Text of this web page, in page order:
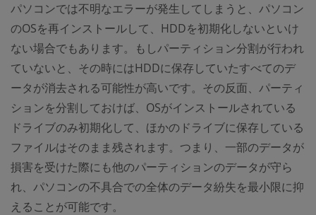
パソコンでは不明なエラーが発生してしまうと、パソコン
のOSを再インストールして、HDDを初期化しないといけ
ない場合でもあります。もしパーティション分割が行われ
ていないと、その時にはHDDに保存していたすべてのデ
ータが消去される可能性が高いです。その反面、パーティ
ションを分割しておけば、OSがインストールされている
ドライブのみ初期化して、ほかのドライブに保存している
ファイルはそのまま残されます。つまり、一部のデータが
損害を受けた際にも他のパーティションのデータが守ら
れ、パソコンの不具合での全体のデータ紛失を最小限に抑
えることが可能です。